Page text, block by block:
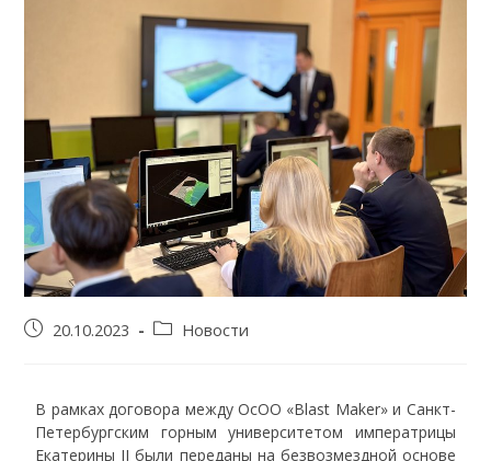
20.10.2023 Новости
В рамках договора между ОсОО «Blast Maker» и Санкт-
Петербургским горным университетом императрицы
Екатерины II были переданы на безвозмездной основе